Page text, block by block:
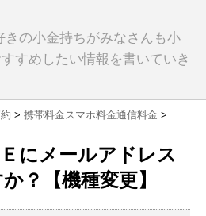
きの小金持ちがみなさんも小
すめしたい情報を書いていき
> 携帯料金スマホ料金通信料金 >
Ｅにメールアドレス
？【機種変更】